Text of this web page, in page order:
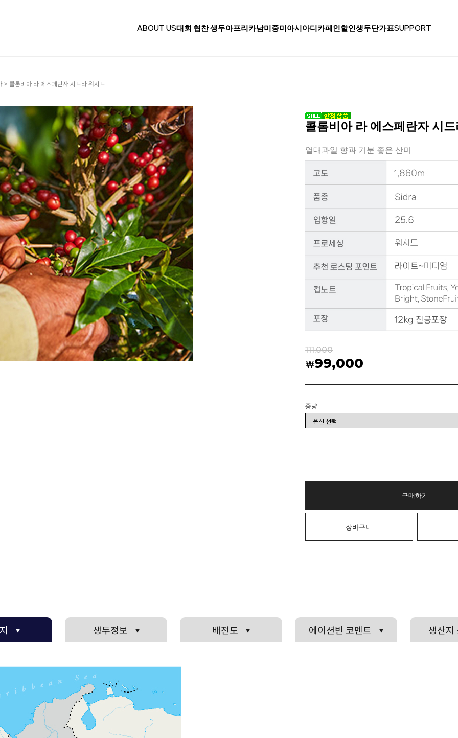
ABOUT US대회 협찬 생두아프리카남미중미아시아디카페인할인생두단가표SUPPORT
> 콜롬비아 라 에스페란자 시드라 워시드
콜롬비아 라 에스페란자 시
열대과일 향과 기분 좋은 산미
111,000
￦99,000
중량
구매하기
장바구니
▼ 생두정보 ▼ 배전도 ▼ 에이션빈 코멘트 ▼ 생산지